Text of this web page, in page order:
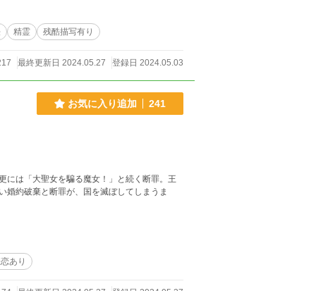
精霊 残酷描写有り
最終更新日 2024.05.27 登録日 2024.05.03
お気に入り追加 241
には「大聖女を騙る魔女！」と続く断罪。王
婚約破棄と断罪が、国を滅ぼしてしまうま
あり